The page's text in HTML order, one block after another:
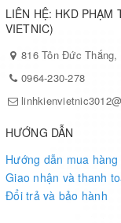
LIÊN HỆ: HKD PHẠM
VIETNIC)
816 Tôn Đức
0964-230-278
HƯỚNG DẪN
Hướng dẫn mua hàng
Giao nhận và thanh
Đổi trả và bảo hành